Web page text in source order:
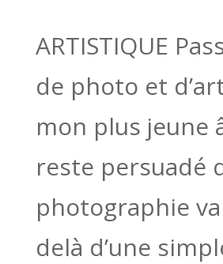
ARTISTIQUE
de photo et
mon plus jeune
reste persuadé
photographie
delà d’une